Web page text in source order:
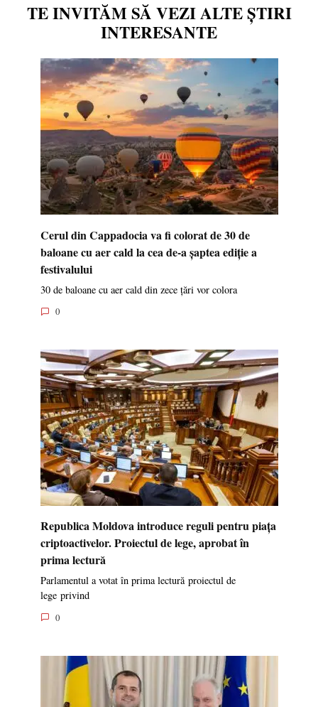
TE INVITĂM SĂ VEZI ALTE ȘTIRI
INTERESANTE
Cerul din Cappadocia va fi colorat de 30 de
baloane cu aer cald la cea de-a șaptea ediție a
festivalului
30 de baloane cu aer cald din zece țări vor colora
0
Republica Moldova introduce reguli pentru piața
criptoactivelor. Proiectul de lege, aprobat în
prima lectură
Parlamentul a votat în prima lectură proiectul de
lege privind
0